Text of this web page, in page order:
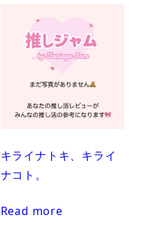
キライナトキ、キライ
ナコト。
Read more